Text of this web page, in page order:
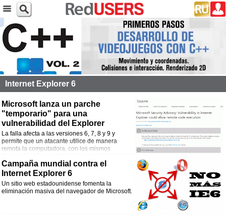
Internet Explorer 6
Microsoft lanza un parche
"temporario" para una
vulnerabilidad del Explorer
La falla afecta a las versiones 6, 7, 8 y 9 y
permite que un atacante utilice de manera
remota la computadora, con los mismos
que está trabajando en una solución “permanente”.
Campaña mundial contra el
Internet Explorer 6
Un sitio web estadounidense fomenta la
eliminación masiva del navegador de Microsoft.